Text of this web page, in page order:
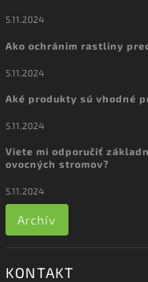
5.11.2024
Ako ochránim rastliny
5.11.2024
Aké produkty sú vhodné
5.11.2024
Viete mi odporučiť
ovocných stromov?
5.11.2024
Archív
KONTAKT